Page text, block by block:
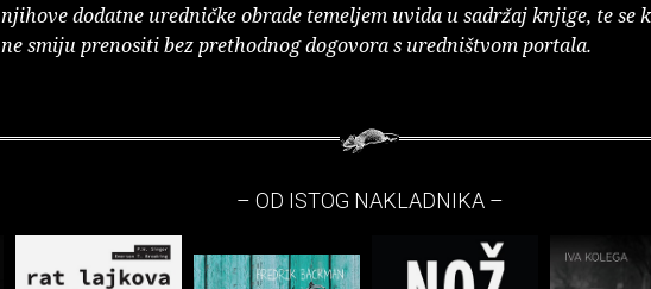
njihove dodatne uredničke obrade temeljem uvida u sadržaj knjige, te se
ne smiju prenositi bez prethodnog dogovora s uredništvom portala.
– OD ISTOG NAKLADNIKA –